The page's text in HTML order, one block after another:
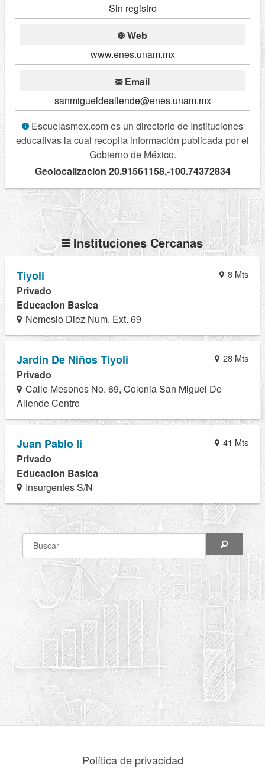
Sin registro
Web
www.enes.unam.mx
Email
sanmigueldeallende@enes.unam.mx
Escuelasmex.com es un directorio de Instituciones
educativas la cual recopila información publicada por el
Gobierno de México.
Geolocalizacion 20.91561158,-100.74372834
Instituciones Cercanas
8 Mts
Tiyoli
Privado
Educacion Basica
Nemesio Diez Num. Ext. 69
28 Mts
Jardin De Niños Tiyoli
Privado
Calle Mesones No. 69, Colonia San Miguel De
Allende Centro
41 Mts
Juan Pablo Ii
Privado
Educacion Basica
Insurgentes S/N
Política de privacidad